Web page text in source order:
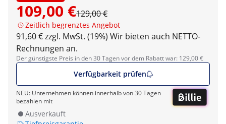
109,00 €129,00 €
Zeitlich begrenztes Angebot
91,60 € zzgl. MwSt. (19%) Wir bieten auch NETTO-
Rechnungen an.
Der günstigste Preis in den 30 Tagen vor dem Rabatt war: 129,00 €
Verfügbarkeit prüfen
NEU: Unternehmen können innerhalb von 30 Tagen
bezahlen mit
Ausverkauft